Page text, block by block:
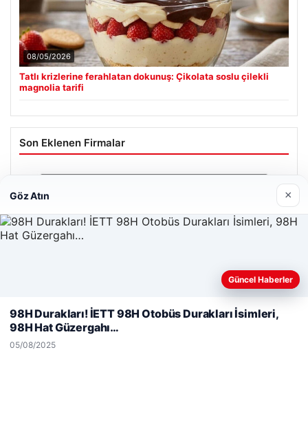
08/05/2026
Tatlı krizlerine ferahlatan dokunuş: Çikolata soslu çilekli
magnolia tarifi
Son Eklenen Firmalar
Web sitemizi nasıl kullandığınızı daha iyi anlayabilmek,
kullanıyoruz.Çerez Politikamız
Kabul Et
Göz Atın ×
Güncel Haberler
98H Durakları! İETT 98H Otobüs Durakları İsimleri,
98H Hat Güzergahı…
05/08/2025